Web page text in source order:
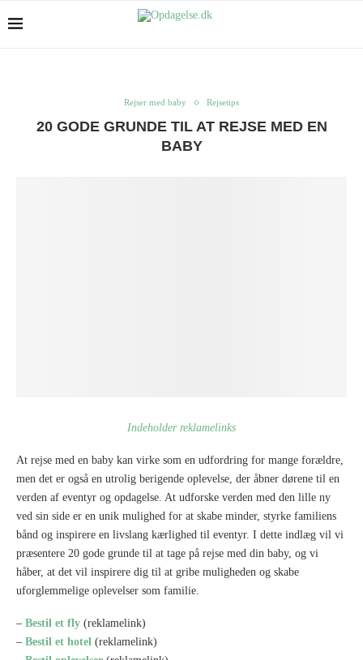
Rejser med baby Rejsetips
20 GODE GRUNDE TIL AT REJSE MED EN
BABY
Indeholder reklamelinks
At rejse med en baby kan virke som en udfordring for mange forældre,
men det er også en utrolig berigende oplevelse, der åbner dørene til en
verden af eventyr og opdagelse. At udforske verden med den lille ny
ved sin side er en unik mulighed for at skabe minder, styrke familiens
bånd og inspirere en livslang kærlighed til eventyr. I dette indlæg vil vi
præsentere 20 gode grunde til at tage på rejse med din baby, og vi
håber, at det vil inspirere dig til at gribe muligheden og skabe
uforglemmelige oplevelser som familie.
– Bestil et fly (reklamelink)
– Bestil et hotel (reklamelink)